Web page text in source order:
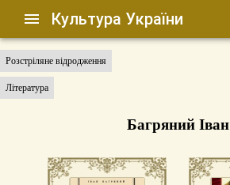
Культура України
Розстріляне відродження
Література
Багряний Іван